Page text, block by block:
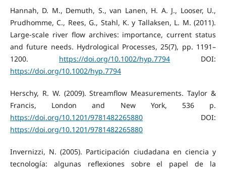
Hannah, D. M., Demuth, S., van Lanen, H. A. J., Looser, U.,
Prudhomme, C., Rees, G., Stahl, K. y Tallaksen, L. M. (2011).
Large-scale river flow archives: importance, current status
and future needs. Hydrological Processes, 25(7), pp. 1191–
1200. https://doi.org/10.1002/hyp.7794 DOI:
https://doi.org/10.1002/hyp.7794
Herschy, R. W. (2009). Streamflow Measurements. Taylor &
Francis, London and New York, 536 p.
https://doi.org/10.1201/9781482265880DOI:
https://doi.org/10.1201/9781482265880
Invernizzi, N. (2005). Participación ciudadana en ciencia y
tecnología: algunas reflexiones sobre el papel de la